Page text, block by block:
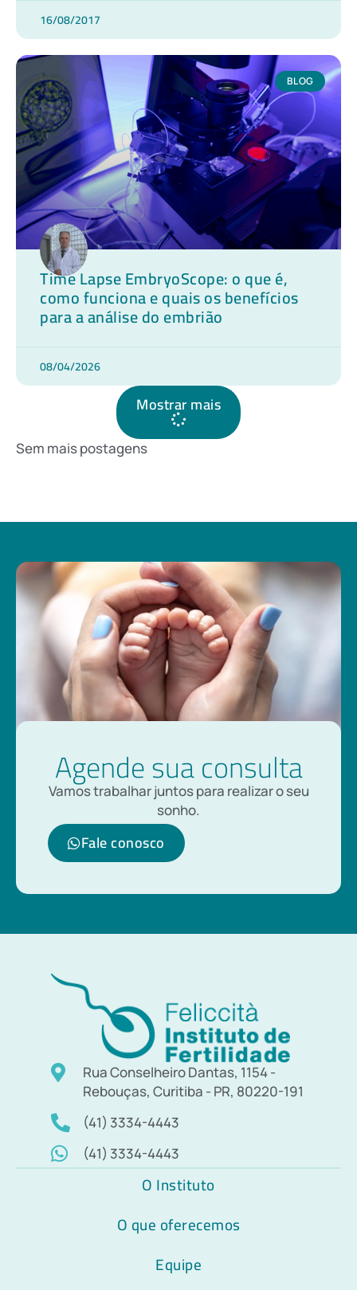
16/08/2017
BLOG
Time Lapse EmbryoScope: o que é,
como funciona e quais os benefícios
para a análise do embrião
08/04/2026
Mostrar mais
Sem mais postagens
Agende sua consulta
Vamos trabalhar juntos para realizar o seu
sonho.
Fale conosco
Rua Conselheiro Dantas, 1154 -
Rebouças, Curitiba - PR, 80220-191
(41) 3334-4443
(41) 3334-4443
O Instituto
O que oferecemos
Equipe